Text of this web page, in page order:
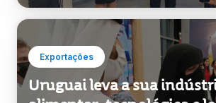
Uruguai leva a sua
alimentar, tecnológica e
Expo Dubai